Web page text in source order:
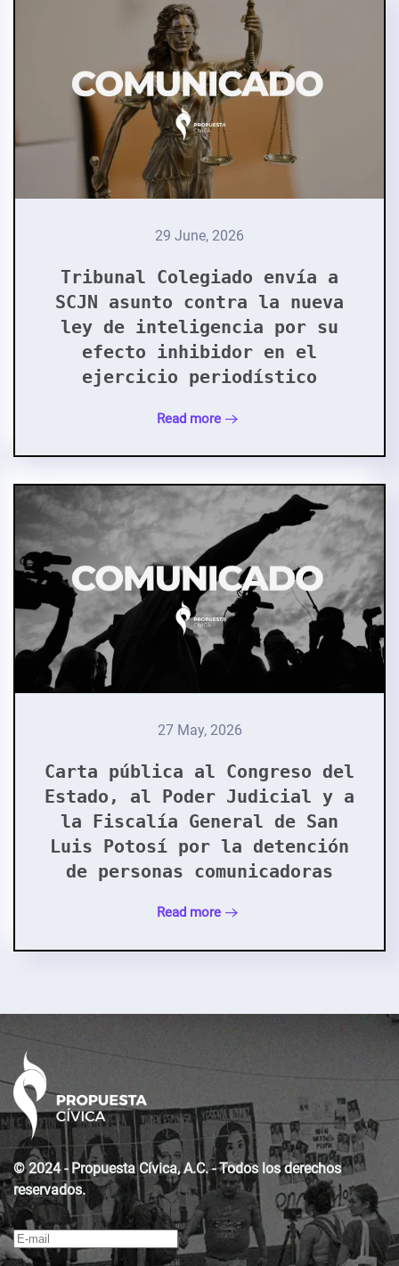
29 June, 2026
Tribunal Colegiado envía a
SCJN asunto contra la nueva
ley de inteligencia por su
efecto inhibidor en el
ejercicio periodístico
Read more
27 May, 2026
Carta pública al Congreso del
Estado, al Poder Judicial y a
la Fiscalía General de San
Luis Potosí por la detención
de personas comunicadoras
Read more
© 2024 - Propuesta Cívica, A.C. - Todos los derechos
reservados.